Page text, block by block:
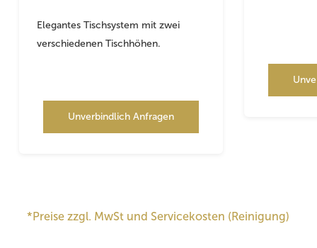
Elegantes Tischsystem mit zwei
verschiedenen Tischhöhen.
Unverbindlich Anfragen
*Preise zzgl. MwSt und Servicekosten (Reinigung)